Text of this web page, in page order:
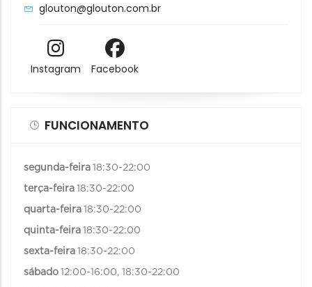
glouton@glouton.com.br
Instagram Facebook
FUNCIONAMENTO
segunda-feira 18:30-22:00
terça-feira 18:30-22:00
quarta-feira 18:30-22:00
quinta-feira 18:30-22:00
sexta-feira 18:30-22:00
sábado 12:00-16:00, 18:30-22:00